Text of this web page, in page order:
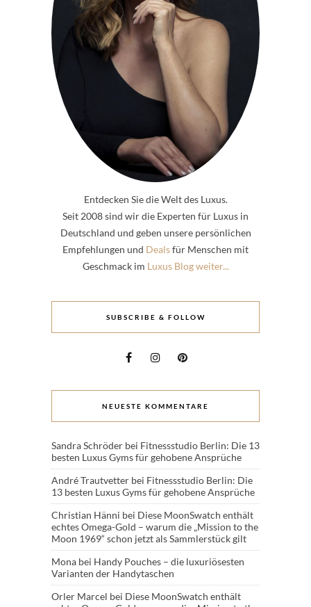
Entdecken Sie die Welt des Luxus.
Seit 2008 sind wir die Experten für Luxus in
Deutschland und geben unsere persönlichen
Empfehlungen und Dealsfür Menschen mit
Geschmack im Luxus Blog weiter...
SUBSCRIBE & FOLLOW
NEUESTE KOMMENTARE
Sandra Schröder bei Fitnessstudio Berlin: Die 13
besten Luxus Gyms für gehobene Ansprüche
André Trautvetter bei Fitnessstudio Berlin: Die
13 besten Luxus Gyms für gehobene Ansprüche
Christian Hänni bei Diese MoonSwatch enthält
echtes Omega-Gold – warum die „Mission to the
Moon 1969“ schon jetzt als Sammlerstück gilt
Mona bei Handy Pouches – die luxuriösesten
Varianten der Handytaschen
Orler Marcel bei Diese MoonSwatch enthält